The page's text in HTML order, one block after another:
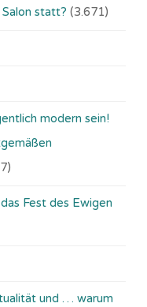
statt? (3.671)
modern sein!
Fest des Ewigen
und … warum